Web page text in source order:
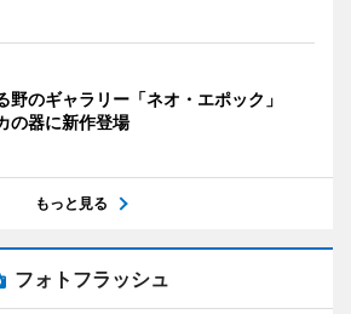
野のギャラリー「ネオ・エポック」
の器に新作登場
もっと見る
フォトフラッシュ